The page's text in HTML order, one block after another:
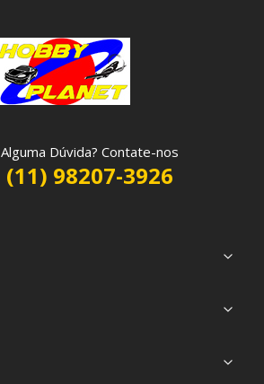
Alguma Dúvida? Contate-nos
(11) 98207-3926